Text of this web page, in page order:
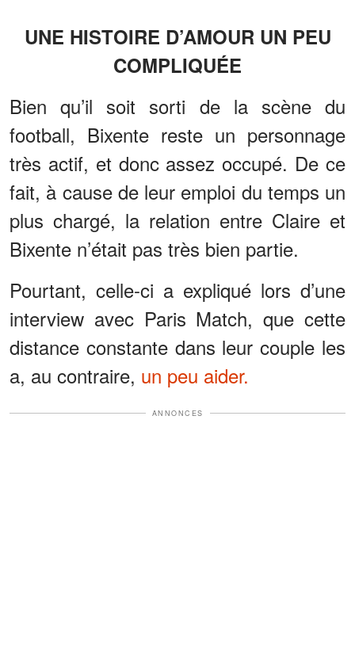
UNE HISTOIRE D’AMOUR UN PEU
COMPLIQUÉE
Bien qu’il soit sorti de la scène du
football, Bixente reste un personnage
très actif, et donc assez occupé. De ce
fait, à cause de leur emploi du temps un
plus chargé, la relation entre Claire et
Bixente n’était pas très bien partie.
Pourtant, celle-ci a expliqué lors d’une
interview avec Paris Match, que cette
distance constante dans leur couple les
a, au contraire, un peu aider.
ANNONCES